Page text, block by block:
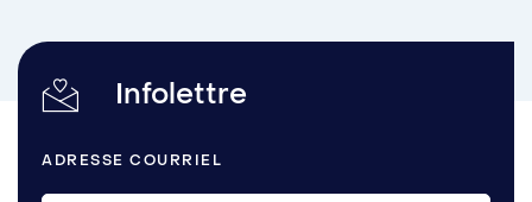
Infolettre
ADRESSE COURRIEL